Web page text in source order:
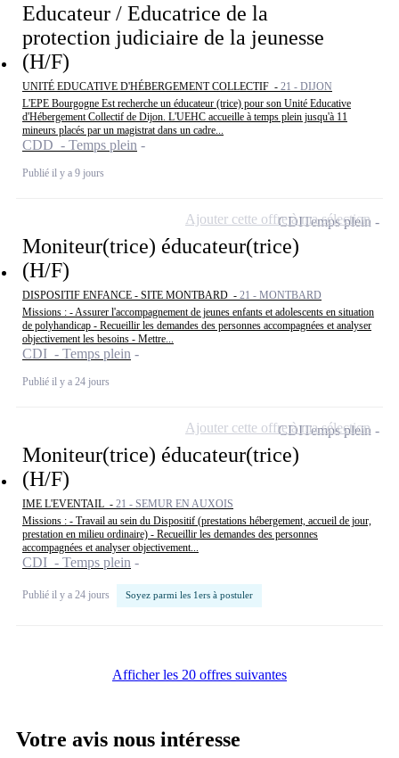
Educateur / Educatrice de la
protection judiciaire de la jeunesse
(H/F)
UNITÉ EDUCATIVE D'HÉBERGEMENT COLLECTIF - 21 - DIJON
L'EPE Bourgogne Est recherche un éducateur (trice) pour son Unité Educative
d'Hébergement Collectif de Dijon. L'UEHC accueille à temps plein jusqu'à 11
mineurs placés par un magistrat dans un cadre...
CDD - Temps plein
Publié il y a 9 jours
Moniteur(trice) éducateur(trice)
(H/F)
DISPOSITIF ENFANCE - SITE MONTBARD - 21 - MONTBARD
Missions : - Assurer l'accompagnement de jeunes enfants et adolescents en situation
de polyhandicap - Recueillir les demandes des personnes accompagnées et analyser
objectivement les besoins - Mettre...
CDI - Temps plein
Publié il y a 24 jours
CDITemps plein
Ajouter cette offre à ma sélection
Moniteur(trice) éducateur(trice)
(H/F)
IME L'EVENTAIL - 21 - SEMUR EN AUXOIS
Missions : - Travail au sein du Dispositif (prestations hébergement, accueil de jour,
prestation en milieu ordinaire) - Recueillir les demandes des personnes
accompagnées et analyser objectivement...
CDI - Temps plein
Publié il y a 24 jours Soyez parmi les 1ers à postuler
CDITemps plein
Ajouter cette offre à ma sélection
Afficher les 20 offres suivantes
Votre avis nous intéresse